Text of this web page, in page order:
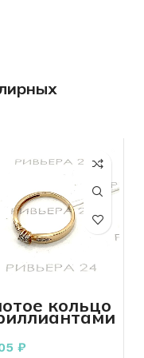
кольцо
пробы 1.80
р. 17,5
₽